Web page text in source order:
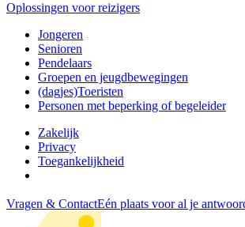
Oplossingen voor reizigers
Jongeren
Senioren
Pendelaars
Groepen en jeugdbewegingen
(dagjes)Toeristen
Personen met beperking of begeleider
Zakelijk
Privacy
Toegankelijkheid
Vragen & ContactEén plaats voor al je